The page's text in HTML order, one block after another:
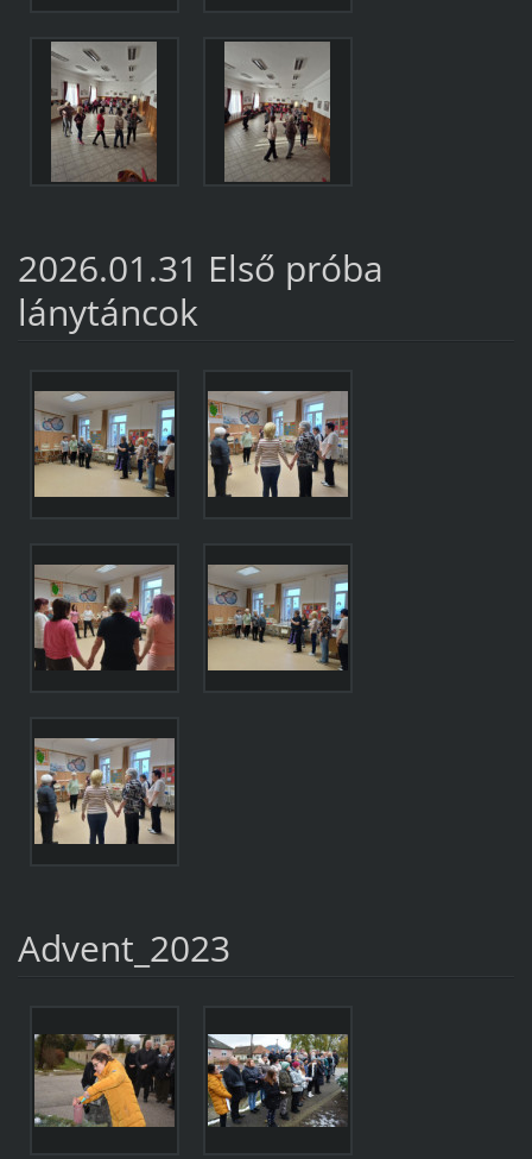
2026.01.31 Első próba
lánytáncok
Advent_2023